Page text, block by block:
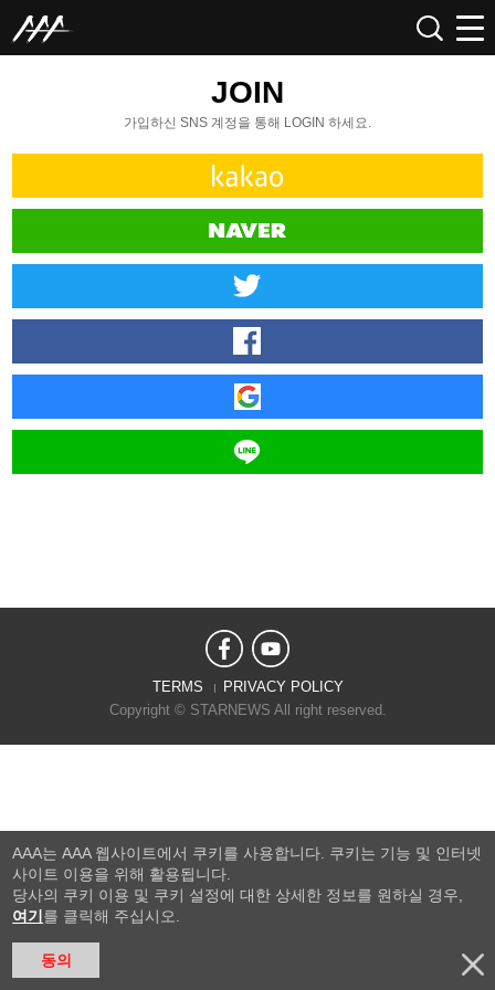
JOIN
가입하신 SNS 계정을 통해 LOGIN 하세요.
TERMS
PRIVACY POLICY
Copyright © STARNEWS All right reserved.
AAA는 AAA 웹사이트에서 쿠키를 사용합니다. 쿠키는 기능 및 인터넷
사이트 이용을 위해 활용됩니다.
당사의 쿠키 이용 및 쿠키 설정에 대한 상세한 정보를 원하실 경우,
여기 를 클릭해 주십시오.
동의